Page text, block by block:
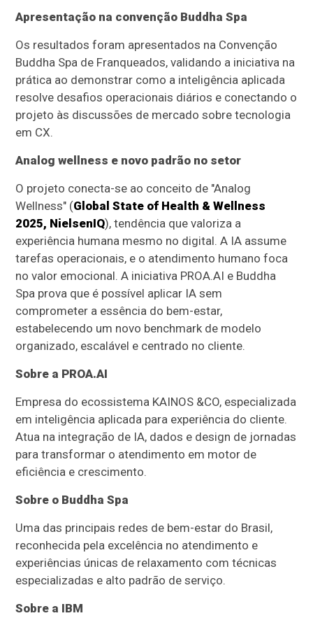
Apresentação na convenção Buddha Spa
Os resultados foram apresentados na Convenção
Buddha Spa de Franqueados, validando a iniciativa na
prática ao demonstrar como a inteligência aplicada
resolve desafios operacionais diários e conectando o
projeto às discussões de mercado sobre tecnologia
em CX.
Analog wellness e novo padrão no setor
O projeto conecta-se ao conceito de "Analog
Wellness" (Global State of Health & Wellness
2025, NielsenIQ), tendência que valoriza a
experiência humana mesmo no digital. A IA assume
tarefas operacionais, e o atendimento humano foca
no valor emocional. A iniciativa PROA.AI e Buddha
Spa prova que é possível aplicar IA sem
comprometer a essência do bem-estar,
estabelecendo um novo benchmark de modelo
organizado, escalável e centrado no cliente.
Sobre a PROA.AI
Empresa do ecossistema KAINOS &CO, especializada
em inteligência aplicada para experiência do cliente.
Atua na integração de IA, dados e design de jornadas
para transformar o atendimento em motor de
eficiência e crescimento.
Sobre o Buddha Spa
Uma das principais redes de bem-estar do Brasil,
reconhecida pela excelência no atendimento e
experiências únicas de relaxamento com técnicas
especializadas e alto padrão de serviço.
Sobre a IBM